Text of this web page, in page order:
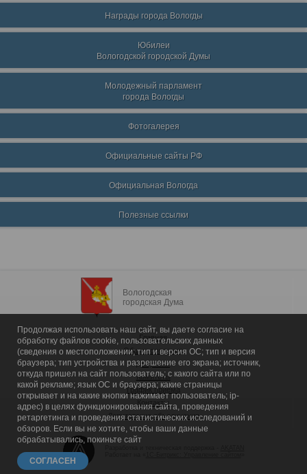
Награды города Вологды
Юбилеи
Вологодской городской Думы
Молодежный парламент
города Вологды
Фотогалерея
Официальные сайты РФ
Официальная Вологда
Полезные ссылки
Вологодская
городская Дума
Главная
Общие сведения
Депутаты
Комитеты
График приема
Контакты
Депутатские объединения
Продолжая использовать наш сайт, вы даете согласие на
обработку файлов cookie, пользовательских данных
(сведения о местоположении; тип и версия ОС; тип и версия
браузера; тип устройства и разрешение его экрана; источник,
откуда пришел на сайт пользователь; с какого сайта или по
какой рекламе; язык ОС и браузера; какие страницы
открывает и на какие кнопки нажимает пользователь; ip-
адрес) в целях функционирования сайта, проведения
ретаргетинга и проведения статистических исследований и
обзоров. Если вы не хотите, чтобы ваши данные
обрабатывались, покиньте сайт
СОГЛАСЕН